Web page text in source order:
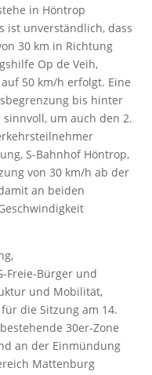
in Höntrop
ist unverständlich, dass
30 km in Richtung
Op de Veih,
50 km/h erfolgt. Eine
bis hinter
um auch den 2.
S-Bahnhof Höntrop,
von 30 km/h ab der
an beiden
Freie-Bürger und
und Mobilität,
die Sitzung am 14.
30er-Zone
an der Einmündung
Mattenburg